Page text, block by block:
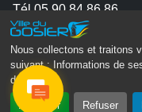
Nous collectons et traitons
suivant :
Informations de
des pages .
Accepter Refuser
Tél. 05 90 84 86 86
Envoyer un email
Contacter la
Contactez le
personnelles - D.P.O